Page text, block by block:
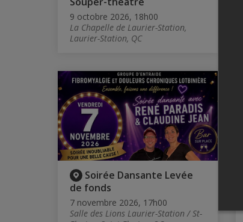
9 octobre 2026, 18h00
La Chapelle de Laurier-Station,
Laurier-Station, QC
Soirée Dansante Levée
de fonds
7 novembre 2026, 17h00
Salle des Lions Laurier-Station / St-